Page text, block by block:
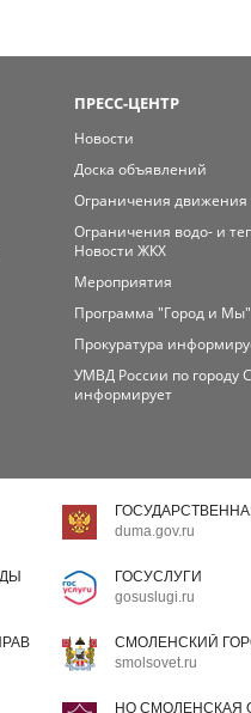
ПРЕСС-ЦЕНТР
Новости
Доска объявлений
Ограничения движения
Ограничения водо- и
Новости ЖКХ
Мероприятия
Программа "Город и Мы"
Прокуратура
УМВД России по городу
информирует
duma.gov.ru
ГОСУСЛУГИ
gosuslugi.ru
СМОЛЕНСКИЙ
smolsovet.ru
НО СМОЛЕНСКАЯ